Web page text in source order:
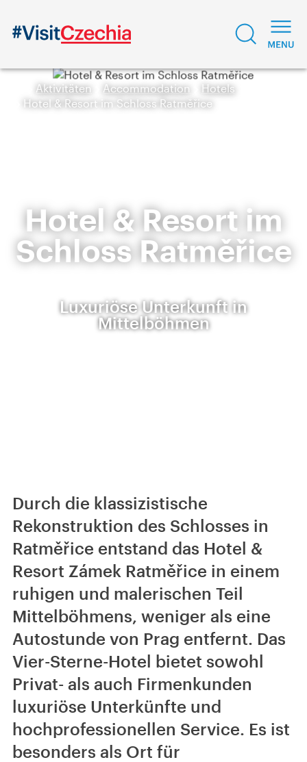
Aktivitäten Accommodation
Hotels
Hotel & Resort im Schloss Ratměřice
Hotel & Resort im
Schloss Ratměřice
Luxuriöse Unterkunft in
Mittelböhmen
Durch die klassizistische
Rekonstruktion des Schlosses in
Ratměřice entstand das Hotel &
Resort Zámek Ratměřice in einem
ruhigen und malerischen Teil
Mittelböhmens, weniger als eine
Autostunde von Prag entfernt. Das
Vier-Sterne-Hotel bietet sowohl
Privat- als auch Firmenkunden
luxuriöse Unterkünfte und
hochprofessionellen Service. Es ist
besonders als Ort für